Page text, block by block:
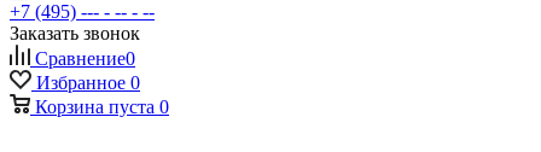
+7 (495) --- - -- - --
Заказать звонок
Сравнение0
Избранное 0
Корзина пуста 0